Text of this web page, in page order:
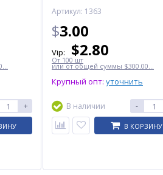
+
Артикул: 1363
$3.00
Vip: $2.80
От 100 шт
или от общей суммы $300.00...
Крупный опт: уточнить
В наличии -
В КОРЗИНУ